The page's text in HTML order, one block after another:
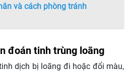
và cách phòng tránh
đoán tinh trùng loãng
dịch bị loãng đi hoặc đổi màu,